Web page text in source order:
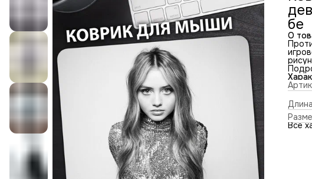
бе
О
и
всех
из
Все